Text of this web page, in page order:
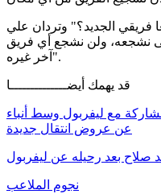
فريقي الجديد؟" وتردان علي
نشجعه، ولن نشجع أي فريق
آخر غيره".
قد يهمك أيضــــــــــــــا
مع ليفربول وسط أنباء
عن عروض انتقال جديدة
بعد رحيله عن ليفربول
نجوم الملاعب